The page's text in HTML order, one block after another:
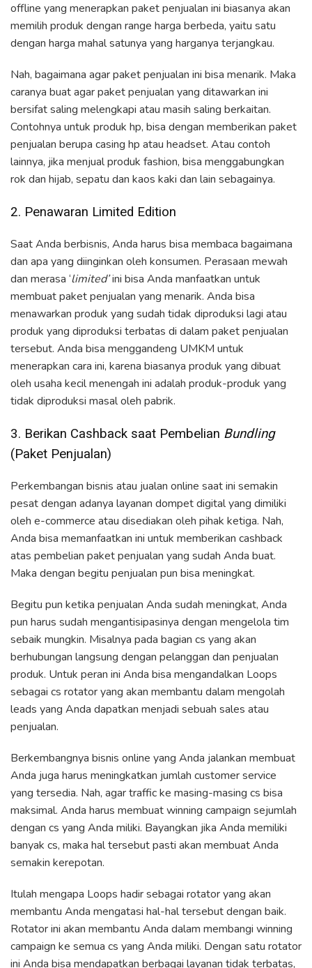
offline yang menerapkan paket penjualan ini biasanya akan
memilih produk dengan range harga berbeda, yaitu satu
dengan harga mahal satunya yang harganya terjangkau.
Nah, bagaimana agar paket penjualan ini bisa menarik. Maka
caranya buat agar paket penjualan yang ditawarkan ini
bersifat saling melengkapi atau masih saling berkaitan.
Contohnya untuk produk hp, bisa dengan memberikan paket
penjualan berupa casing hp atau headset. Atau contoh
lainnya, jika menjual produk fashion, bisa menggabungkan
rok dan hijab, sepatu dan kaos kaki dan lain sebagainya.
2. Penawaran Limited Edition
Saat Anda berbisnis, Anda harus bisa membaca bagaimana
dan apa yang diinginkan oleh konsumen. Perasaan mewah
dan merasa ‘limited’ini bisa Anda manfaatkan untuk
membuat paket penjualan yang menarik. Anda bisa
menawarkan produk yang sudah tidak diproduksi lagi atau
produk yang diproduksi terbatas di dalam paket penjualan
tersebut. Anda bisa menggandeng UMKM untuk
menerapkan cara ini, karena biasanya produk yang dibuat
oleh usaha kecil menengah ini adalah produk-produk yang
tidak diproduksi masal oleh pabrik.
3. Berikan Cashback saat Pembelian Bundling
(Paket Penjualan)
Perkembangan bisnis atau jualan online saat ini semakin
pesat dengan adanya layanan dompet digital yang dimiliki
oleh e-commerce atau disediakan oleh pihak ketiga. Nah,
Anda bisa memanfaatkan ini untuk memberikan cashback
atas pembelian paket penjualan yang sudah Anda buat.
Maka dengan begitu penjualan pun bisa meningkat.
Begitu pun ketika penjualan Anda sudah meningkat, Anda
pun harus sudah mengantisipasinya dengan mengelola tim
sebaik mungkin. Misalnya pada bagian cs yang akan
berhubungan langsung dengan pelanggan dan penjualan
produk. Untuk peran ini Anda bisa mengandalkan Loops
sebagai cs rotator yang akan membantu dalam mengolah
leads yang Anda dapatkan menjadi sebuah sales atau
penjualan.
Berkembangnya bisnis online yang Anda jalankan membuat
Anda juga harus meningkatkan jumlah customer service
yang tersedia. Nah, agar traffic ke masing-masing cs bisa
maksimal. Anda harus membuat winning campaign sejumlah
dengan cs yang Anda miliki. Bayangkan jika Anda memiliki
banyak cs, maka hal tersebut pasti akan membuat Anda
semakin kerepotan.
Itulah mengapa Loops hadir sebagai rotator yang akan
membantu Anda mengatasi hal-hal tersebut dengan baik.
Rotator ini akan membantu Anda dalam membangi winning
campaign ke semua cs yang Anda miliki. Dengan satu rotator
ini Anda bisa mendapatkan berbagai layanan tidak terbatas,